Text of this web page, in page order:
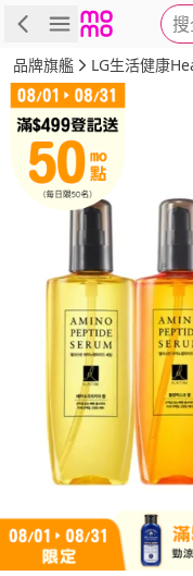
商品 評
品牌旗艦 LG生活健康